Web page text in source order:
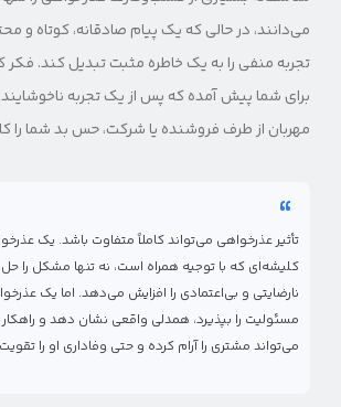
می‌دانند، در حالی که یک پیام صادقانه، کوتاه و
تجربه منفی را به یک خاطره مثبت تبدیل کند. فکر
برای شما پیش آمده که پس از یک تجربه
مهربان از طرف فروشنده یا شرکت، حس بد شما را
تأثیر عذرخواهی می‌تواند کاملاً متفاوت باشد. یک
کلیشه‌ای که با توجیه همراه است، نه تنها مشکل را
نارضایتی و بی‌اعتمادی را افزایش می‌دهد. اما یک
مسئولیت را بپذیرد، همدلی واقعی نشان دهد و راهکار
می‌تواند مشتری را آرام کرده و حتی وفاداری او را